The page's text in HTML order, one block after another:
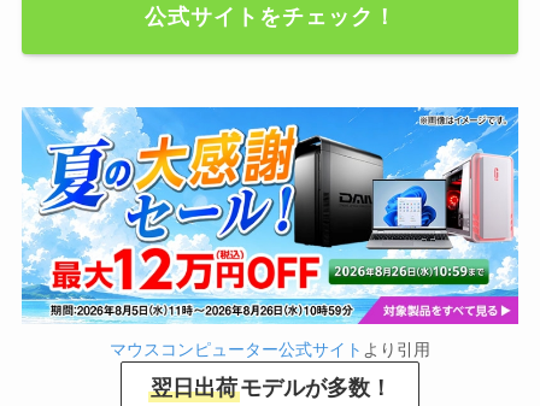
公式サイトをチェック！
マウスコンピューター公式サイト より引用
翌日出荷モデルが多数！